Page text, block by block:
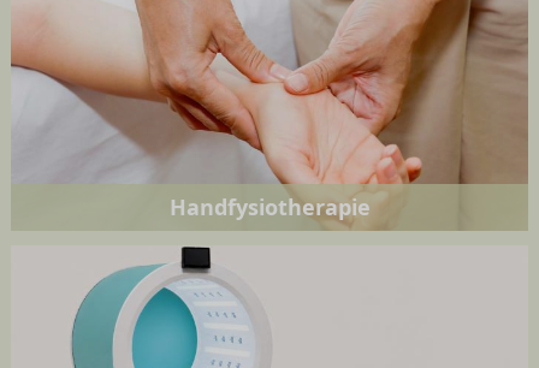
Handfysiotherapie